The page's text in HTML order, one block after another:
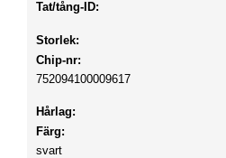
Tat/tång-ID:
Storlek:
Chip-nr:
752094100009617
Hårlag:
Färg:
svart